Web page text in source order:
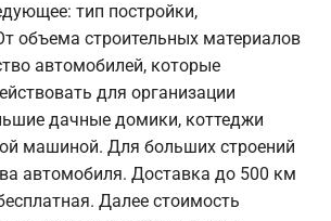
тип постройки,
объема строительных материалов
автомобилей, которые
для организации
дачные домики, коттеджи
машиной. Для больших строений
автомобиля. Доставка до 500 км
Далее стоимость